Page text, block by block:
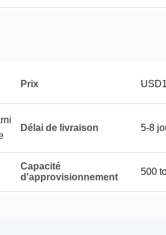
Prix
Délai de livraison 5-8
Capacité
d'approvisionnement
500